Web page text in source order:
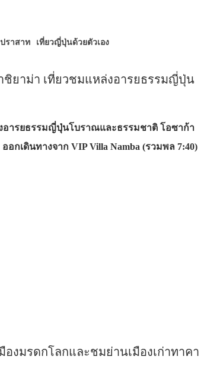
ราสาท เที่ยวญี่ปุ่นด้วยตัวเอง
าชิยาม่า เที่ยวชมแหล่งอารยธรรมญี่ปุ่น
อารยธรรมญี่ปุ่นโบราณและธรรมชาติ โอซาก้า
กเดินทางจาก VIP Villa Namba (รวมพล 7:40)
องมรดกโลกและชมย่านเมืองเก่าทาคา